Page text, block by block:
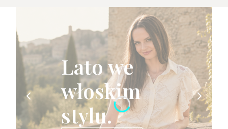
Lato we
włoskim
stylu.